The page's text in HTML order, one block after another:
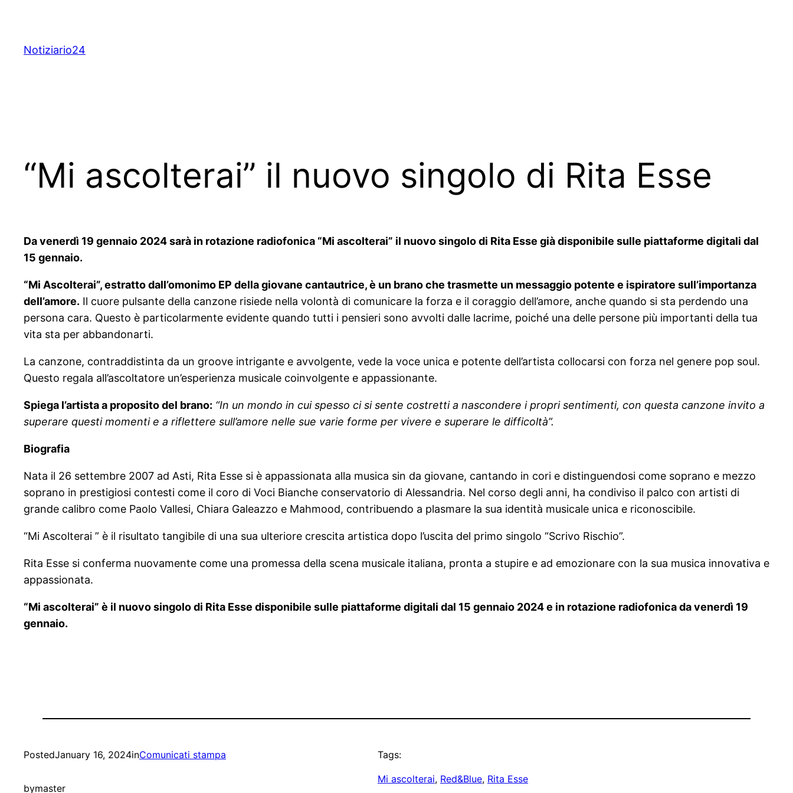
content
Notiziario24
“Mi ascolterai” il nuovo singolo di Rita Esse
Da venerdì 19 gennaio 2024 sarà in rotazione radiofonica “Mi ascolterai” il nuovo singolo di Rita Esse già disponibile sulle piattaforme digitali dal
15 gennaio.
“Mi Ascolterai”, estratto dall’omonimo EP della giovane cantautrice, è un brano che trasmette un messaggio potente e ispiratore sull’importanza
dell’amore. Il cuore pulsante della canzone risiede nella volontà di comunicare la forza e il coraggio dell’amore, anche quando si sta perdendo una
persona cara. Questo è particolarmente evidente quando tutti i pensieri sono avvolti dalle lacrime, poiché una delle persone più importanti della tua
vita sta per abbandonarti.
La canzone, contraddistinta da un groove intrigante e avvolgente, vede la voce unica e potente dell’artista collocarsi con forza nel genere pop soul.
Questo regala all’ascoltatore un’esperienza musicale coinvolgente e appassionante.
Spiega l’artista a proposito del brano: “In un mondo in cui spesso ci si sente costretti a nascondere i propri sentimenti, con questa canzone invito a
superare questi momenti e a riflettere sull’amore nelle sue varie forme per vivere e superare le difficoltà”.
Biografia
Nata il 26 settembre 2007 ad Asti, Rita Esse si è appassionata alla musica sin da giovane, cantando in cori e distinguendosi come soprano e mezzo
soprano in prestigiosi contesti come il coro di Voci Bianche conservatorio di Alessandria. Nel corso degli anni, ha condiviso il palco con artisti di
grande calibro come Paolo Vallesi, Chiara Galeazzo e Mahmood, contribuendo a plasmare la sua identità musicale unica e riconoscibile.
“Mi Ascolterai ” è il risultato tangibile di una sua ulteriore crescita artistica dopo l’uscita del primo singolo “Scrivo Rischio”.
Rita Esse si conferma nuovamente come una promessa della scena musicale italiana, pronta a stupire e ad emozionare con la sua musica innovativa e
appassionata.
“Mi ascolterai” è il nuovo singolo di Rita Esse disponibile sulle piattaforme digitali dal 15 gennaio 2024 e in rotazione radiofonica da venerdì 19
gennaio.
PostedJanuary 16, 2024inComunicati stampa
bymaster
Tags:
Mi ascolterai, Red&Blue, Rita Esse